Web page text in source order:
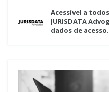
Acessível a
JURISDATA
dados de acesso.